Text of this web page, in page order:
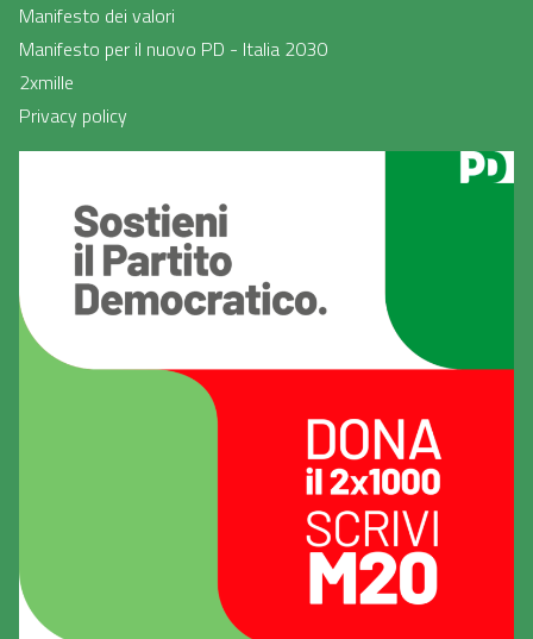
Manifesto dei valori
Manifesto per il nuovo PD - Italia 2030
2xmille
Privacy policy